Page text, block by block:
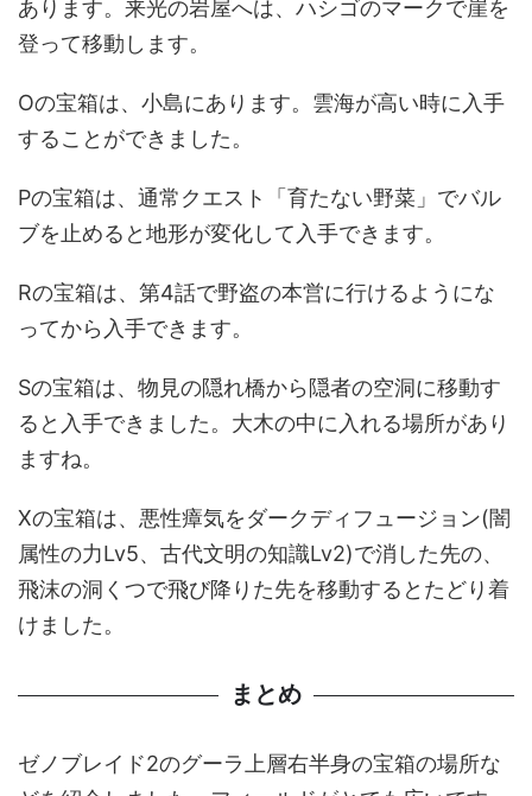
あります。来光の岩屋へは、ハシゴのマークで崖を
登って移動します。
Oの宝箱は、小島にあります。雲海が高い時に入手
することができました。
Pの宝箱は、通常クエスト「育たない野菜」でバル
ブを止めると地形が変化して入手できます。
Rの宝箱は、第4話で野盗の本営に行けるようにな
ってから入手できます。
Sの宝箱は、物見の隠れ橋から隠者の空洞に移動す
ると入手できました。大木の中に入れる場所があり
ますね。
Xの宝箱は、悪性瘴気をダークディフュージョン(闇
属性の力Lv5、古代文明の知識Lv2)で消した先の、
飛沫の洞くつで飛び降りた先を移動するとたどり着
けました。
まとめ
ゼノブレイド2のグーラ上層右半身の宝箱の場所な